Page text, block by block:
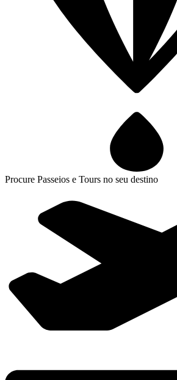
Procure Passeios e Tours no seu destino